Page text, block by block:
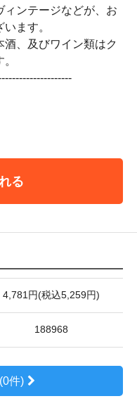
ンテージなどが、お
ます。
、及びワイン類はク
る
4,781円(税込5,259円)
188968
件)